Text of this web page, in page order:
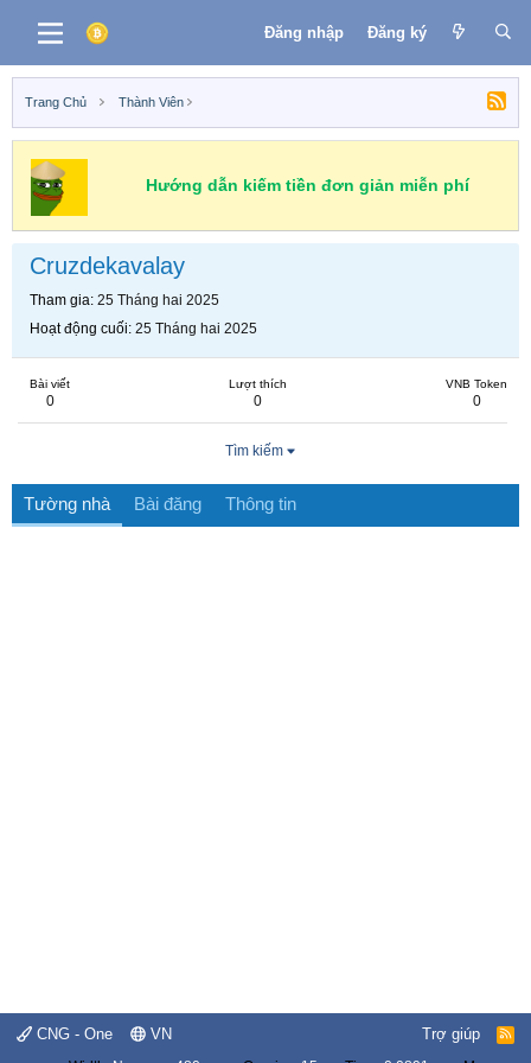
Đăng nhập Đăng ký
Trang Chủ Thành Viên
Hướng dẫn kiếm tiền đơn giản miễn phí
Cruzdekavalay
Tham gia 25 Tháng hai 2025
Hoạt động cuối 25 Tháng hai 2025
Bài viết
0
Lượt thích
0
VNB Token
0
Tìm kiếm
Tường nhà Bài đăng Thông tin
CNG - One VN Trợ giúp
R